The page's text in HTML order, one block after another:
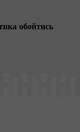
обойтись